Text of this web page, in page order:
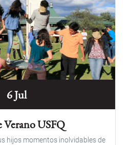
6 Jul
Verano USFQ
hijos momentos inolvidables de